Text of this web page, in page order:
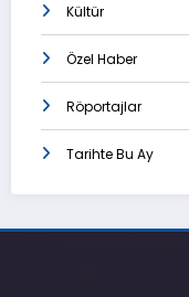
Kültür
Özel Haber
Röportajlar
Tarihte Bu Ay